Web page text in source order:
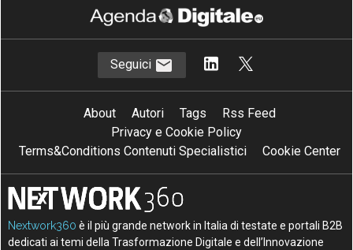
Seguici
About Autori Tags
Rss Feed
Privacy e Cookie Policy
Terms&Conditions Contenuti Specialistici
Cookie Center
Nextwork360 è il più grande network in Italia di testate e portali B2B
dedicati ai temi della Trasformazione Digitale e dell’Innovazione